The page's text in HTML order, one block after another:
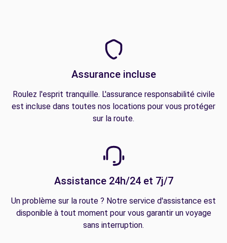
Assurance incluse
Roulez l'esprit tranquille. L'assurance responsabilité civile
est incluse dans toutes nos locations pour vous protéger
sur la route.
Assistance 24h/24 et 7j/7
Un problème sur la route ? Notre service d'assistance est
disponible à tout moment pour vous garantir un voyage
sans interruption.